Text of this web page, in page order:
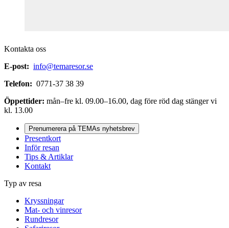
Kontakta oss
E-post: info@temaresor.se
Telefon: 0771-37 38 39
Öppettider: mån–fre kl. 09.00–16.00, dag före röd dag stänger vi
kl. 13.00
Prenumerera på TEMAs nyhetsbrev
Presentkort
Inför resan
Tips & Artiklar
Kontakt
Typ av resa
Kryssningar
Mat- och vinresor
Rundresor